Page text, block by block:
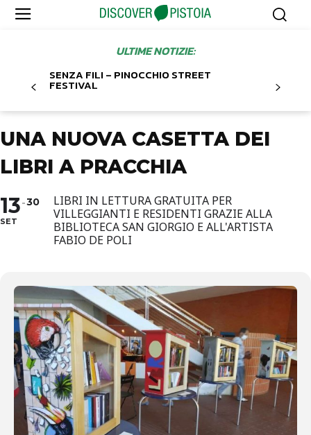
ULTIME NOTIZIE:
SENZA FILI – PINOCCHIO STREET
FESTIVAL
UNA NUOVA CASETTA DEI
LIBRI A PRACCHIA
13
SET
30
LIBRI IN LETTURA GRATUITA PER
VILLEGGIANTI E RESIDENTI GRAZIE ALLA
BIBLIOTECA SAN GIORGIO E ALL'ARTISTA
FABIO DE POLI